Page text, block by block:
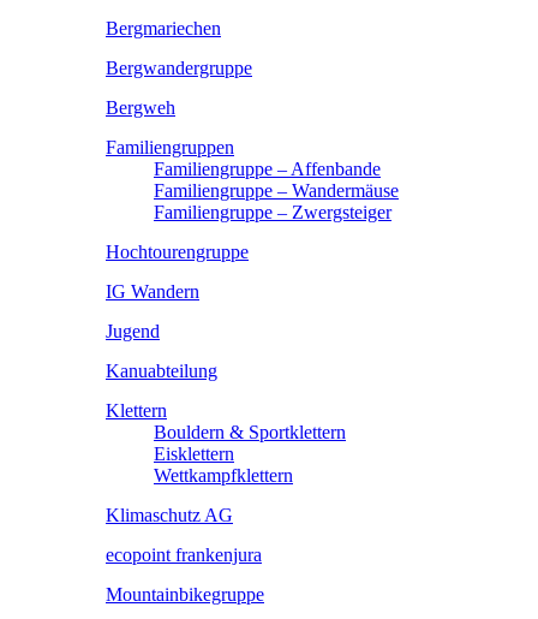
Bergmariechen
Bergwandergruppe
Bergweh
Familiengruppen
Familiengruppe – Affenbande
Familiengruppe – Wandermäuse
Familiengruppe – Zwergsteiger
Hochtourengruppe
IG Wandern
Jugend
Kanuabteilung
Klettern
Bouldern & Sportklettern
Eisklettern
Wettkampfklettern
Klimaschutz AG
ecopoint frankenjura
Mountainbikegruppe